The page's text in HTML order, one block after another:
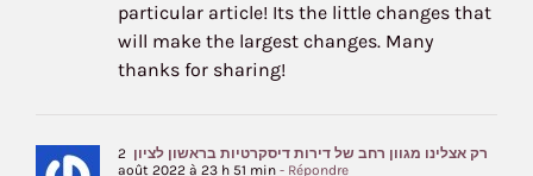
particular article! Its the little changes that
will make the largest changes. Many
thanks for sharing!
רק אצלינו מגוון רחב של דירות דיסקרטיות בראשון לציון 2
août 2022 à 23 h 51 min - Répondre